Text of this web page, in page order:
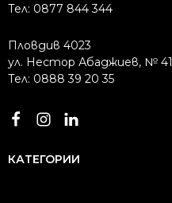
Тел: 0877 844 344
Пловдив 4023
ул. Нестор Абаджиев, № 41
Тел: 0888 39 20 35
КАТЕГОРИИ